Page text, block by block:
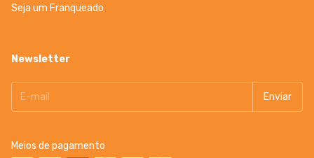
Seja um Franqueado
Newsletter
Meios de pagamento